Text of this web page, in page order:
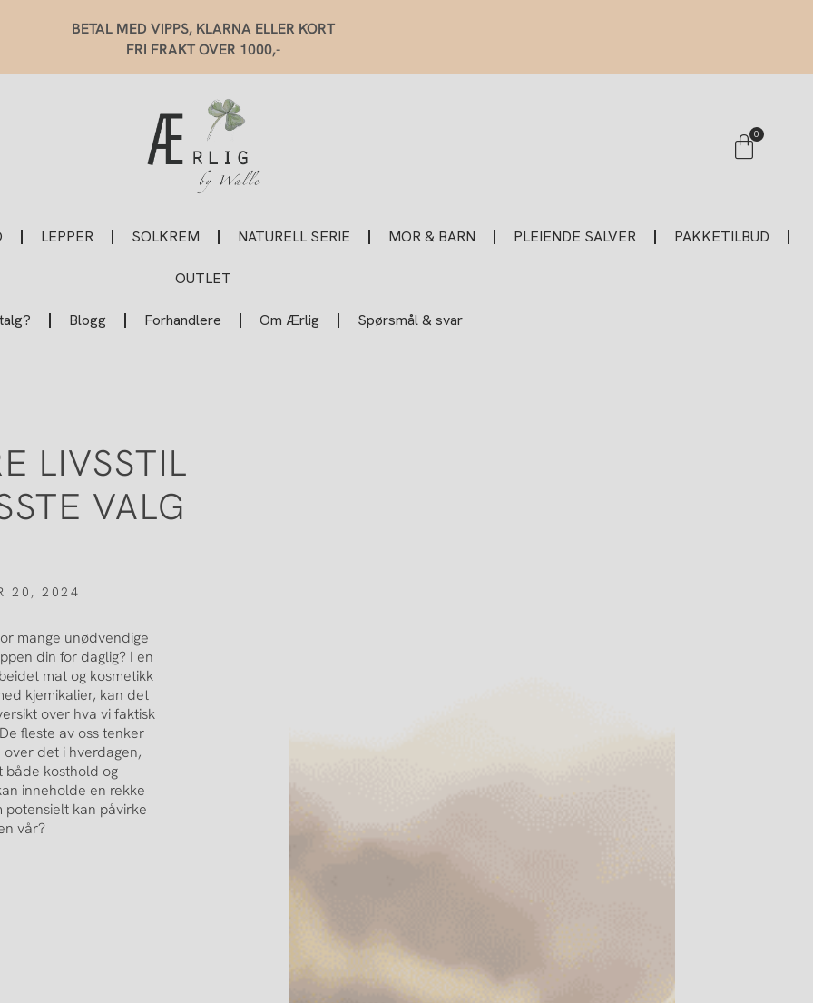
BETAL MED VIPPS, KLARNA ELLER KORT
FRI FRAKT OVER 1000,-
0
LEPPER SOLKREM NATURELL SERIE MOR & BARN PLEIENDE SALVER PAKKETILBUD
OUTLET
Blogg Forhandlere Om Ærlig Spørsmål & svar
LIVSSTIL
VALG
20, 2024
mange unødvendige
din for daglig? I en
mat og kosmetikk
kjemikalier, kan det
over hva vi faktisk
fleste av oss tenker
over det i hverdagen,
både kosthold og
inneholde en rekke
potensielt kan påvirke
vår?